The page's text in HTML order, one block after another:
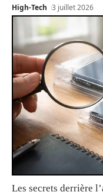
High-Tech 3 juillet 2026
Les secrets derrière